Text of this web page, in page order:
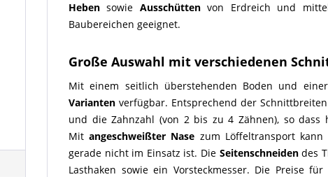
Heben sowie Ausschüttenvon Erdreich und
Baubereichen geeignet.
Große Auswahl mit verschiedenen
Mit einem seitlich überstehenden Boden und
Varianten verfügbar. Entsprechend der
und die Zahnzahl (von 2 bis zu 4 Zähnen), so
Mitangeschweißter Nase zum Löffeltransport
gerade nicht im Einsatz ist. Die Seitenschneidendes
Lasthaken sowie ein Vorsteckmesser. Die Preise